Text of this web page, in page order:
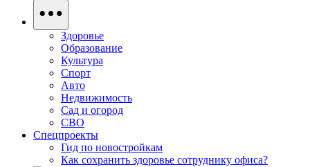
Здоровье
Образование
Культура
Спорт
Авто
Недвижимость
Сад и огород
СВО
Спецпроекты
Гид по новостройкам
Как сохранить здоровье сотруднику офиса?